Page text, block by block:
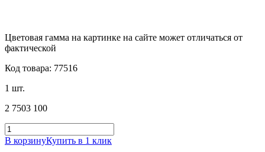
Цветовая гамма на картинке на сайте может отличаться от
фактической
Код товара: 77516
1 шт.
2 7503 100
В корзинуКупить в 1 клик